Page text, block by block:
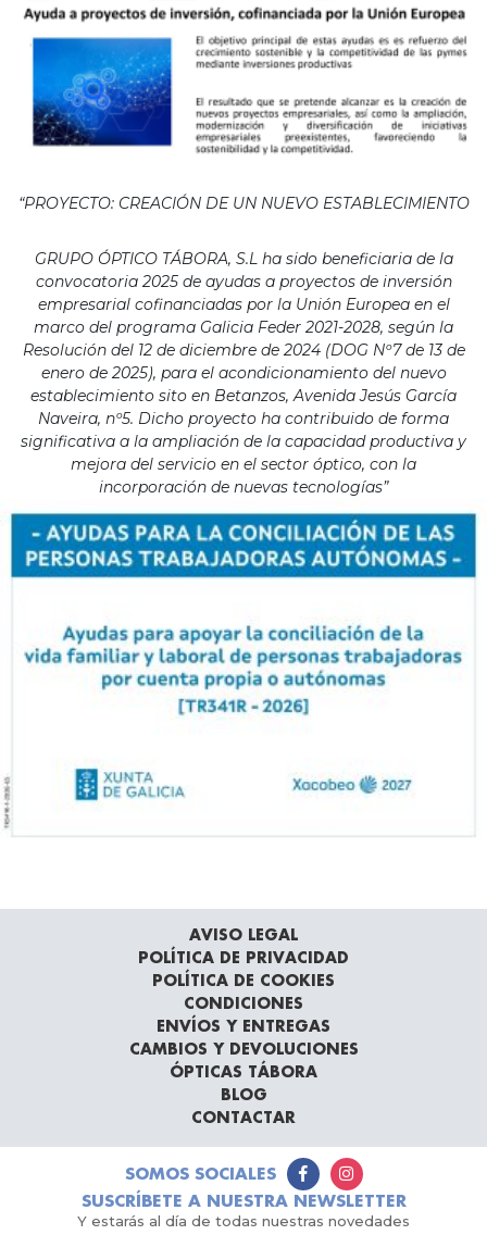
“PROYECTO: CREACIÓN DE UN NUEVO ESTABLECIMIENTO
GRUPO ÓPTICO TÁBORA, S.L ha sido beneficiaria de la
convocatoria 2025 de ayudas a proyectos de inversión
empresarial cofinanciadas por la Unión Europea en el
marco del programa Galicia Feder 2021-2028, según la
Resolución del 12 de diciembre de 2024 (DOG Nº7 de 13 de
enero de 2025), para el acondicionamiento del nuevo
establecimiento sito en Betanzos, Avenida Jesús García
Naveira, nº5. Dicho proyecto ha contribuido de forma
significativa a la ampliación de la capacidad productiva y
mejora del servicio en el sector óptico, con la
incorporación de nuevas tecnologías”
AVISO LEGAL
POLÍTICA DE PRIVACIDAD
POLÍTICA DE COOKIES
CONDICIONES
ENVÍOS Y ENTREGAS
CAMBIOS Y DEVOLUCIONES
ÓPTICAS TÁBORA
BLOG
CONTACTAR
SOMOS SOCIALES
SUSCRÍBETE A NUESTRA NEWSLETTER
Y estarás al día de todas nuestras novedades